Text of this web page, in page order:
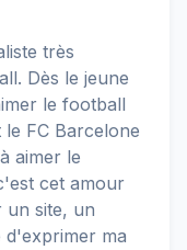
très
Dès le jeune
le football
FC Barcelone
aimer le
cet amour
un site, un
d'exprimer ma